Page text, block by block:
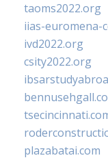
taoms2022.org
iias-euromena-
ivd2022.org
csity2022.org
plazabatai.com